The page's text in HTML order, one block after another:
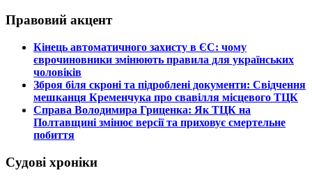
Правовий акцент
​Кінець автоматичного захисту в ЄС: чому
єврочиновники змінюють правила для українських
чоловіків
​Зброя біля скроні та підроблені документи: Свідчення
мешканця Кременчука про свавілля місцевого ТЦК
​Справа Володимира Гриценка: Як ТЦК на
Полтавщині змінює версії та приховує смертельне
побиття
Судові хроніки